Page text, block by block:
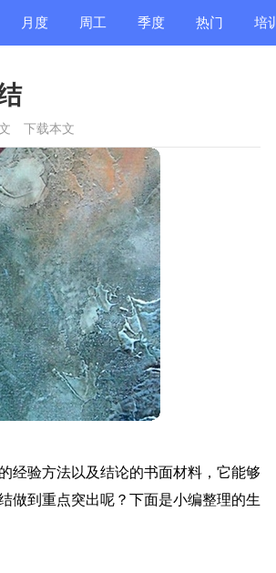
月度 周工 季度 热门 培训
下载本文
经验方法以及结论的书面材料，它能够
做到重点突出呢？下面是小编整理的生